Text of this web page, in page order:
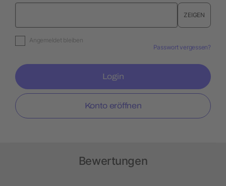
ZEIGEN
Angemeldet bleiben
Passwort vergessen?
Login
Konto eröffnen
Bewertungen